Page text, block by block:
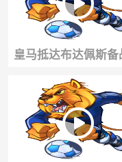
皇马抵达布达佩斯备
谊赛！穆里尼奥为狂
迷签名！